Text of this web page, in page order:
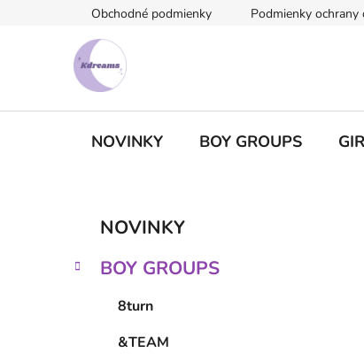
Obchodné podmienky Podmienky
NOVINKY BOY GROUPS
č
Preskočiť
kategórie
e
NOVINKY
BOY GROUPS
8turn
&TEAM